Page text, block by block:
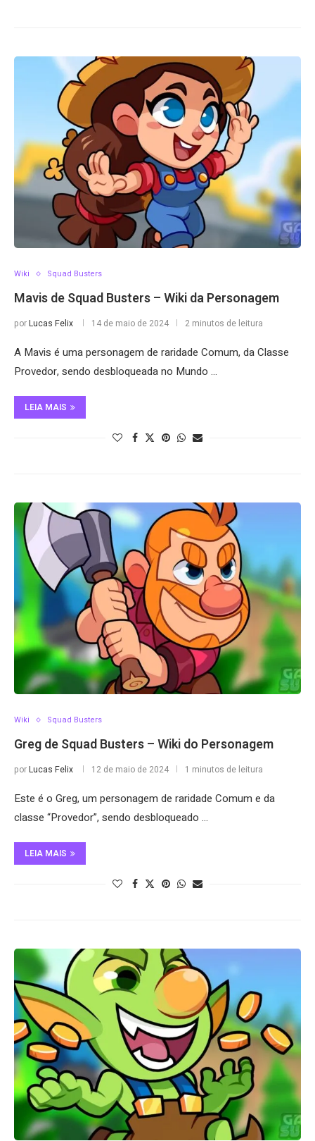
Wiki Squad Busters
Mavis de Squad Busters – Wiki da Personagem
porLucas Felix 14 de maio de 2024 2 minutos de leitura
A Mavis é uma personagem de raridade Comum, da Classe
Provedor, sendo desbloqueada no Mundo …
LEIA MAIS
Wiki Squad Busters
Greg de Squad Busters – Wiki do Personagem
porLucas Felix 12 de maio de 2024 1 minutos de leitura
Este é o Greg, um personagem de raridade Comum e da
classe “Provedor”, sendo desbloqueado …
LEIA MAIS